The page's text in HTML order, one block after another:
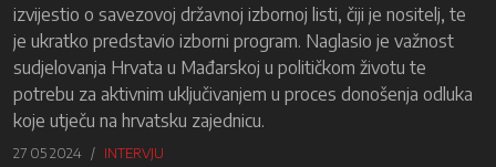
izvijestio o savezovoj državnoj izbornoj listi, čiji je nositelj, te
je ukratko predstavio izborni program. Naglasio je važnost
sudjelovanja Hrvata u Mađarskoj u političkom životu te
potrebu za aktivnim uključivanjem u proces donošenja odluka
koje utječu na hrvatsku zajednicu.
27 05 2024 INTERVJU